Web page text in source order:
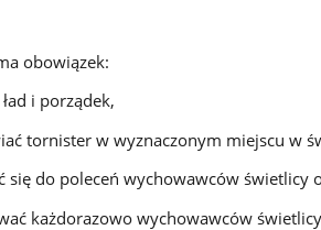
obowiązek:
i porządek,
tornister w wyznaczonym miejscu w
się do poleceń wychowawców świetlicy
każdorazowo wychowawców